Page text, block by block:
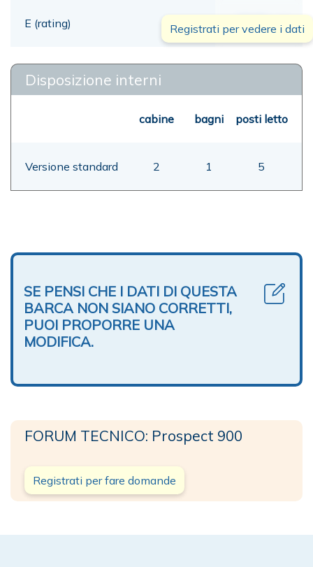
E (rating) 00,00 mt
Registrati per vedere i dati
Disposizione interni
cabine bagni posti letto
Versione standard 2 1 5
SE PENSI CHE I DATI DI QUESTA
BARCA NON SIANO CORRETTI,
PUOI PROPORRE UNA
MODIFICA.
FORUM TECNICO: Prospect 900
Registrati per fare domande